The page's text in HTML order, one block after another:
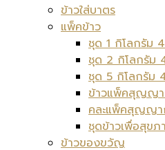
ข้าวใส่บาตร
แพ็คข้าว
ชุด 1 กิโลกรัม
ชุด 2 กิโลกรัม
ชุด 5 กิโลกรัม
ข้าวแพ็คสุญญ
คละแพ็คสุญญา
ชุดข้าวเพื่อสุขภ
ข้าวของขวัญ